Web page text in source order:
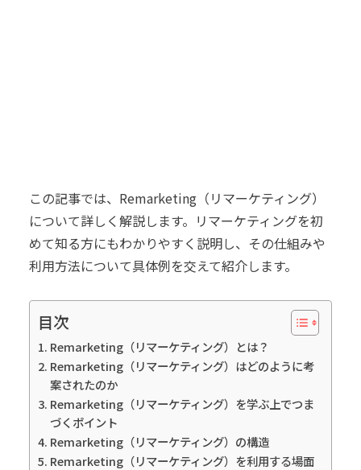
この記事では、Remarketing（リマーケティング）
について詳しく解説します。リマーケティングを初
めて知る方にもわかりやすく説明し、その仕組みや
利用方法について具体例を交えて紹介します。
目次
Remarketing（リマーケティング）とは？
Remarketing（リマーケティング）はどのように考
案されたのか
Remarketing（リマーケティング）を学ぶ上でつま
づくポイント
Remarketing（リマーケティング）の構造
Remarketing（リマーケティング）を利用する場面